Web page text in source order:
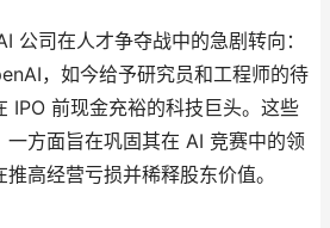
公司在人才争夺战中的急剧转向：
，如今给予研究员和工程师的待
IPO 前现金充裕的科技巨头。这些
一方面旨在巩固其在 AI 竞赛中的领
高经营亏损并稀释股东价值。